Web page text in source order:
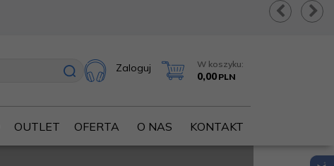
Zaloguj W koszyku:
0,00 PLN
OUTLET OFERTA O NAS KONTAKT